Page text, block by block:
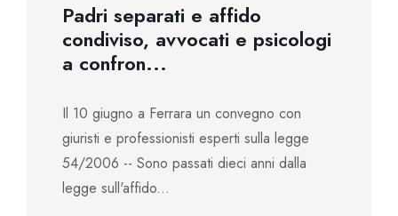
Padri separati e affido
condiviso, avvocati e psicologi
a confron...
Il 10 giugno a Ferrara un convegno con
giuristi e professionisti esperti sulla legge
54/2006 -- Sono passati dieci anni dalla
legge sull'affido...